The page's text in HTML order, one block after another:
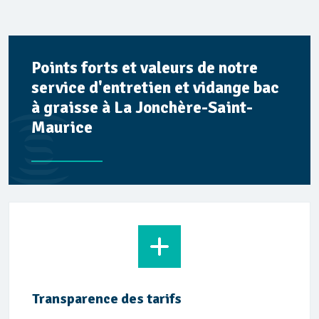
Points forts et valeurs de notre
service d'entretien et vidange bac
à graisse à La Jonchère-Saint-
Maurice
Transparence des tarifs